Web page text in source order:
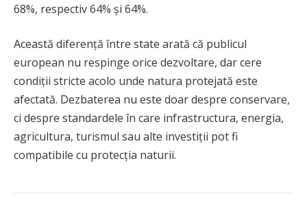
68%, respectiv 64% și 64%.
Această diferență între state arată că publicul
european nu respinge orice dezvoltare, dar cere
condiții stricte acolo unde natura protejată este
afectată. Dezbaterea nu este doar despre conservare,
ci despre standardele în care infrastructura, energia,
agricultura, turismul sau alte investiții pot fi
compatibile cu protecția naturii.